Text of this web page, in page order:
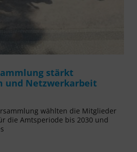
stärkt
und Netzwerkarbeit
wählten die Mitglieder
die Amtsperiode bis 2030 und